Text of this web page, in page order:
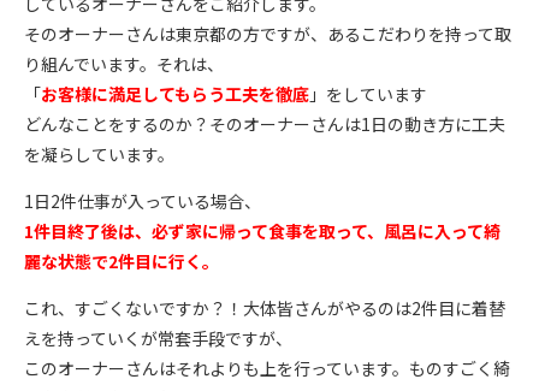
そのオーナーさんは東京都の方ですが、あるこだわりを持って取
り組んでいます。それは、
「お客様に満足してもらう工夫を徹底 」をしています
どんなことをするのか？そのオーナーさんは1日の動き方に工夫
を凝らしています。
1日2件仕事が入っている場合、
1件目終了後は、必ず家に帰って食事を取って、風呂に入って綺
麗な状態で2件目に行く。
これ、すごくないですか？！大体皆さんがやるのは2件目に着替
えを持っていくが常套手段ですが、
このオーナーさんはそれよりも上を行っています。ものすごく綺